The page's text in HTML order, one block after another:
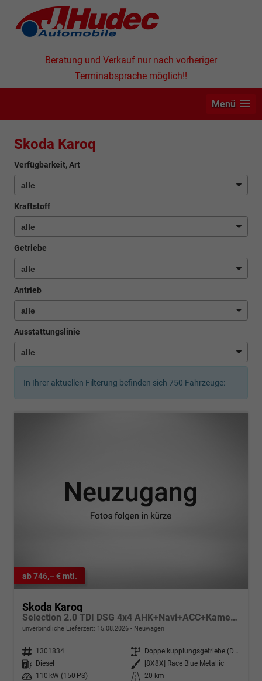
Beratung und Verkauf nur nach vorheriger
Terminabsprache möglich!!
Menü
Skoda Karoq
Verfügbarkeit, Art
Kraftstoff
Getriebe
Antrieb
Ausstattungslinie
In Ihrer aktuellen Filterung befinden sich 750 Fahrzeuge:
ab 746,– € mtl.
Skoda Karoq
Selection 2.0 TDI DSG 4x4 AHK+Navi+ACC+Kamera+Sitzheiz+eHeck+Chrom+Lodge+GV5
unverbindliche Lieferzeit: 15.08.2026 Neuwagen
Fahrzeugnr. 1301834 Getriebe
Doppelkupplungsgetriebe (DSG)
Kraftstoff
Diesel Außenfarbe
[8X8X] Race Blue Metallic
Leistung
110 kW (150 PS) Kilometerstand 20 km